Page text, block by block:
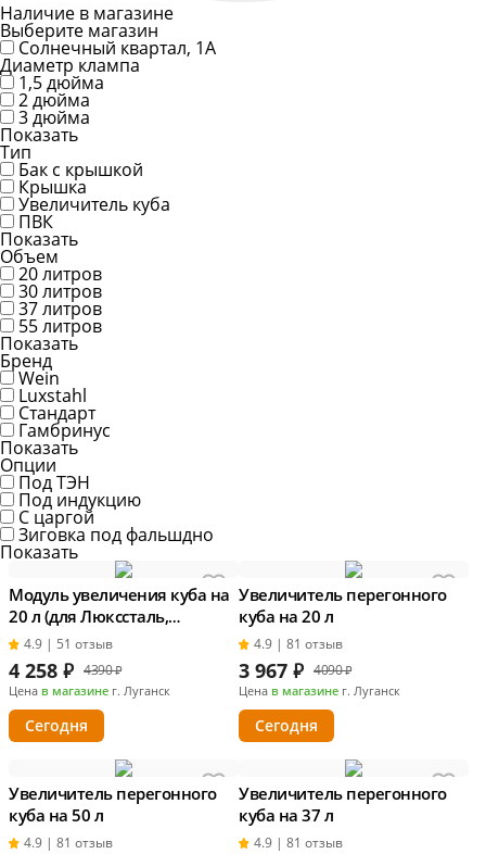
Наличие в магазине
Выберите магазин
Солнечный квартал, 1А
Диаметр клампа
1,5 дюйма
2 дюйма
3 дюйма
Показать
Тип
Бак с крышкой
Крышка
Увеличитель куба
ПВК
Показать
Объем
20 литров
30 литров
37 литров
55 литров
Показать
Бренд
Wein
Luxstahl
Стандарт
Гамбринус
Показать
Опции
Под ТЭН
Под индукцию
С царгой
Зиговка под фальшдно
Показать
Модуль увеличения куба на
20 л (для Люкссталь,
Домспирт)
4.9 | 51 отзыв
4 258 ₽ 4390 ₽
Цена в магазине г. Луганск
Сегодня
Увеличитель перегонного
куба на 20 л
4.9 | 81 отзыв
3 967 ₽ 4090 ₽
Цена в магазине г. Луганск
Сегодня
Увеличитель перегонного
куба на 50 л
4.9 | 81 отзыв
Увеличитель перегонного
куба на 37 л
4.9 | 81 отзыв